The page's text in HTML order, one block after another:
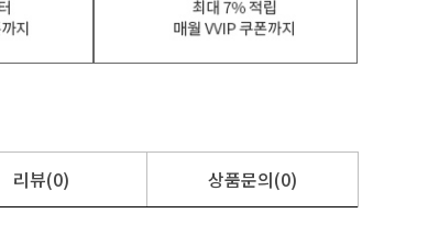
리뷰(0) 상품문의(0)